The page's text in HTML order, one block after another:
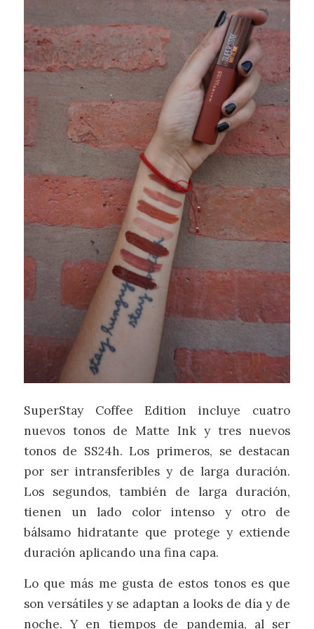
SuperStay Coffee Edition incluye cuatro
nuevos tonos de Matte Ink y tres nuevos
tonos de SS24h. Los primeros, se destacan
por ser intransferibles y de larga duración.
Los segundos, también de larga duración,
tienen un lado color intenso y otro de
bálsamo hidratante que protege y extiende
duración aplicando una fina capa.
Lo que más me gusta de estos tonos es que
son versátiles y se adaptan a looks de día y de
noche. Y en tiempos de pandemia, al ser